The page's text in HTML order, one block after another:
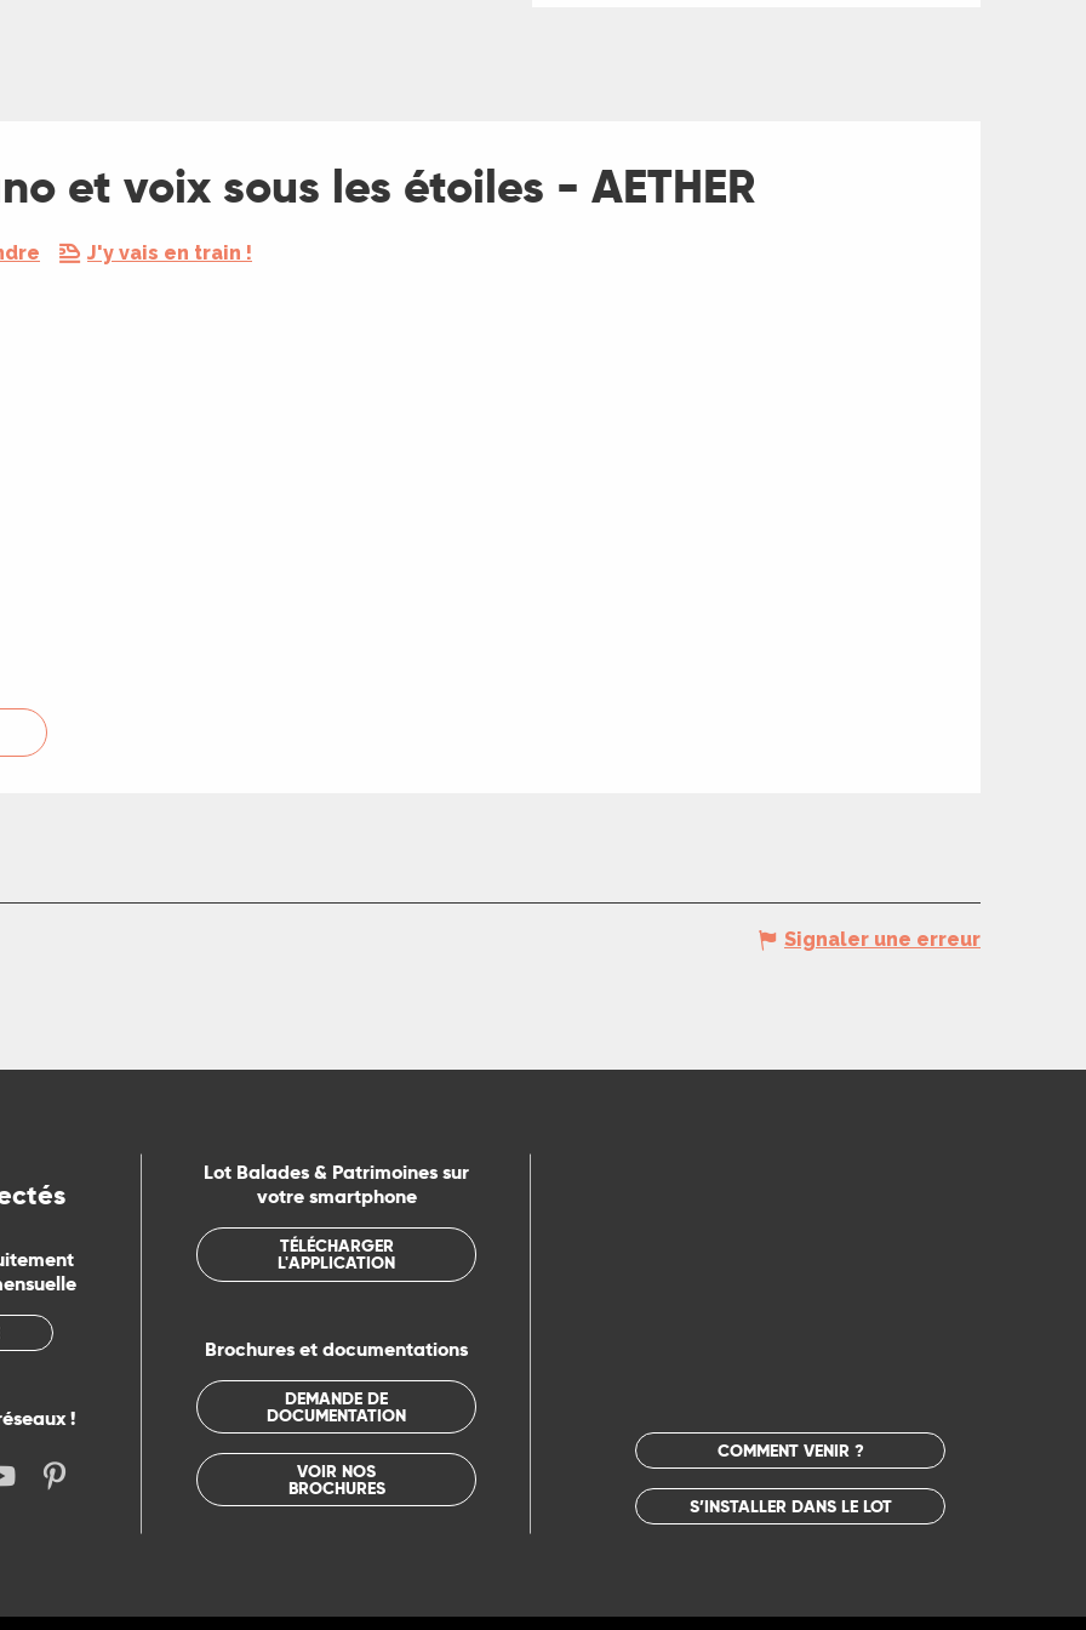
et voix sous les étoiles - AETHER
J'y vais en train !
Signaler une erreur
!
Lot Balades & Patrimoines sur
votre smartphone
TÉLÉCHARGER
L'APPLICATION
Brochures et documentations
DEMANDE DE
DOCUMENTATION
VOIR NOS
BROCHURES
COMMENT VENIR ?
S’INSTALLER DANS LE LOT